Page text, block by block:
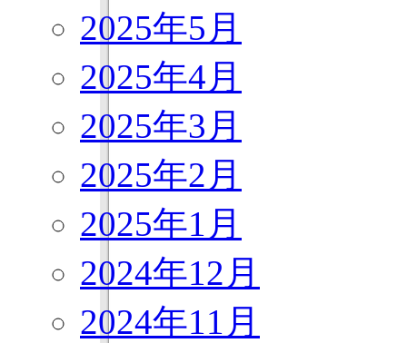
2025年5月
2025年4月
2025年3月
2025年2月
2025年1月
2024年12月
2024年11月